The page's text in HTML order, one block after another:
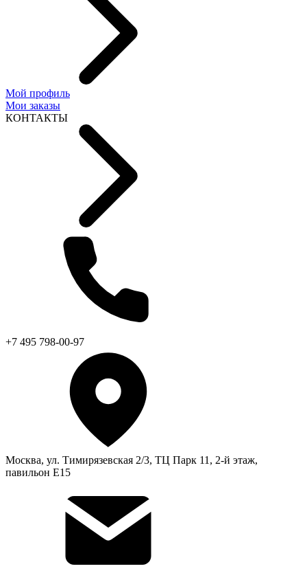
Мой профиль
Мои заказы
КОНТАКТЫ
+7 495 798-00-97
Москва, ул. Тимирязевская 2/3, ТЦ Парк 11, 2-й этаж,
павильон Е15